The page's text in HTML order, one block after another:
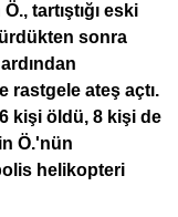
tartıştığı eski
sonra
rastgele ateş açtı.
kişi öldü, 8 kişi de
Ö.'nün
helikopteri